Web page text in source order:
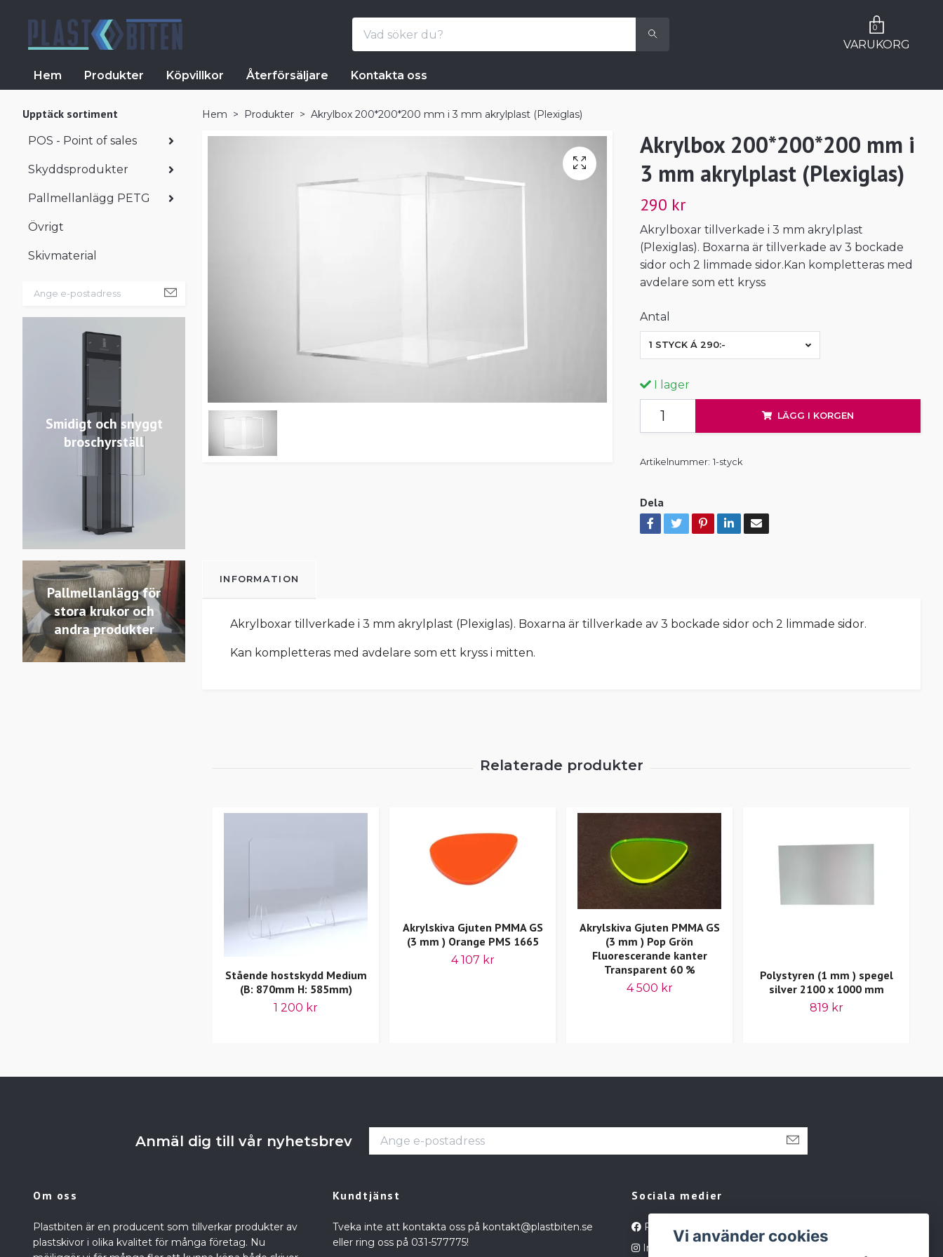
0
VARUKORG
Hem Produkter Köpvillkor Återförsäljare Kontakta oss
Upptäck sortiment
POS - Point of sales
Skyddsprodukter
Pallmellanlägg PETG
Övrigt
Skivmaterial
Smidigt och snyggt
broschyrställ
Pallmellanlägg för
stora krukor och
andra produkter
Hem Produkter Akrylbox 200*200*200 mm i 3 mm akrylplast (Plexiglas)
Akrylbox 200*200*200 mm i
3 mm akrylplast (Plexiglas)
290 kr
Akrylboxar tillverkade i 3 mm akrylplast
(Plexiglas). Boxarna är tillverkade av 3 bockade
sidor och 2 limmade sidor.Kan kompletteras med
avdelare som ett kryss
Antal
1 STYCK Á 290:-
I lager
LÄGG I KORGEN
Artikelnummer: 1-styck
Dela
INFORMATION
Akrylboxar tillverkade i 3 mm akrylplast (Plexiglas). Boxarna är tillverkade av 3 bockade sidor och 2 limmade sidor.
Kan kompletteras med avdelare som ett kryss i mitten.
Stående hostskydd Medium
(B: 870mm H: 585mm)
1 200 kr
Akrylskiva Gjuten PMMA GS
(3 mm ) Orange PMS 1665
4 107 kr
Akrylskiva Gjuten PMMA GS
(3 mm ) Pop Grön
Fluorescerande kanter
Transparent 60 %
4 500 kr
Polystyren (1 mm ) spegel
silver 2100 x 1000 mm
819 kr
Anmäl dig till vår nyhetsbrev
Om oss
Plastbiten är en producent som tillverkar produkter av
plastskivor i olika kvalitet för många företag. Nu
Kundtjänst
Tveka inte att kontakta oss på kontakt@plastbiten.se
eller ring oss på 031-577775!
Sociala medier
Facebook
Instagram
Vi använder cookies